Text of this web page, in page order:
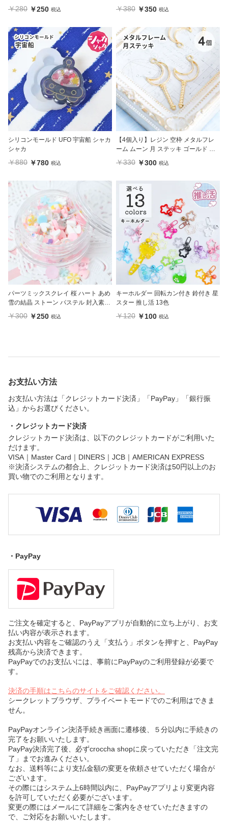
ケース入り
￥280 ￥250 税込 ￥380 ￥350 税込
シリコンモールド UFO 宇宙船 シャカ
シャカ
￥880 ￥780 税込
【4個入り】レジン 空枠 メタルフレ
ーム ムーン 月 ステッキ ゴールド カ
ン付き
￥330 ￥300 税込
パーツミックスクレイ 桜 ハート あめ
雪の結晶 ストーン パステル 封入素材
ケース入り
￥300 ￥250 税込
キーホルダー 回転カン付き 鈴付き 星
スター 推し活 13色
￥120 ￥100 税込
お支払い方法
お支払い方法は「クレジットカード決済」「PayPay」「銀行振
込」からお選びください。
・クレジットカード決済
クレジットカード決済は、以下のクレジットカードがご利用いた
だけます。
VISA｜Master Card｜DINERS｜JCB｜AMERICAN EXPRESS
※決済システムの都合上、クレジットカード決済は50円以上のお
買い物でのご利用となります。
・PayPay
ご注文を確定すると、PayPayアプリが自動的に立ち上がり、お支
払い内容が表示されます。
お支払い内容をご確認のうえ「支払う」ボタンを押すと、PayPay
残高から決済できます。
PayPayでのお支払いには、事前にPayPayのご利用登録が必要で
す。
決済の手順はこちらのサイトをご確認ください。
シークレットブラウザ、プライベートモードでのご利用はできま
せん。
PayPayオンライン決済手続き画面に遷移後、５分以内に手続きの
完了をお願いいたします。
PayPay決済完了後、必ずcroccha shopに戻っていただき「注文完
了」までお進みください。
なお、送料等により支払金額の変更を依頼させていただく場合が
ございます。
その際にはシステム上6時間以内に、PayPayアプリより変更内容
を許可していただく必要がございます。
変更の際にはメールにて詳細をご案内をさせていただきますの
で、ご対応をお願いいたします。